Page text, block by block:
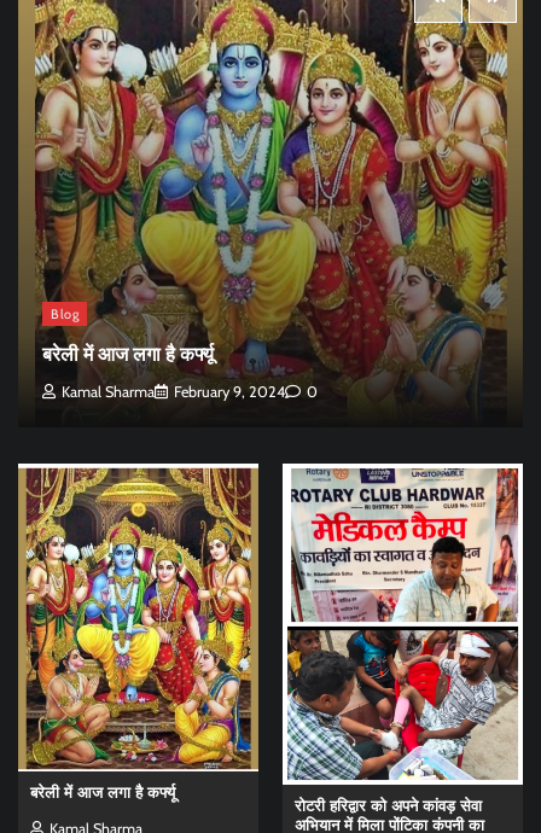
Blog
बरेली में आज लगा है कर्फ्यू
Kamal Sharma February 9, 2024 0
बरेली में आज लगा है कर्फ्यू
Kamal Sharma
रोटरी हरिद्वार को अपने कांवड़ सेवा
अभियान में मिला पोंटिका कंपनी का